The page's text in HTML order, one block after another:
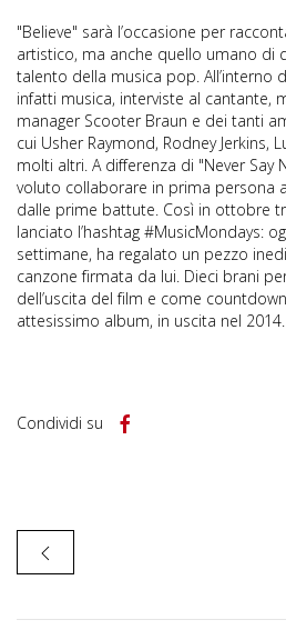
"Believe" sarà l’occasione per
artistico, ma anche quello umano di
talento della musica pop. All’interno
infatti musica, interviste al cantante,
manager Scooter Braun e dei tanti
cui Usher Raymond, Rodney Jerkins,
molti altri. A differenza di "Never Say
voluto collaborare in prima persona
dalle prime battute. Così in ottobre
lanciato l’hashtag #MusicMondays:
settimane, ha regalato un pezzo
canzone firmata da lui. Dieci brani
dell’uscita del film e come
attesissimo album, in uscita nel 2014.
Condividi su